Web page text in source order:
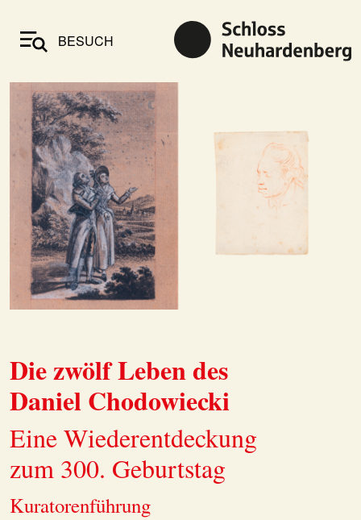
BESUCH
Die zwölf Leben des
Daniel Chodowiecki
Eine Wiederentdeckung
zum 300. Geburtstag
Kuratorenführung